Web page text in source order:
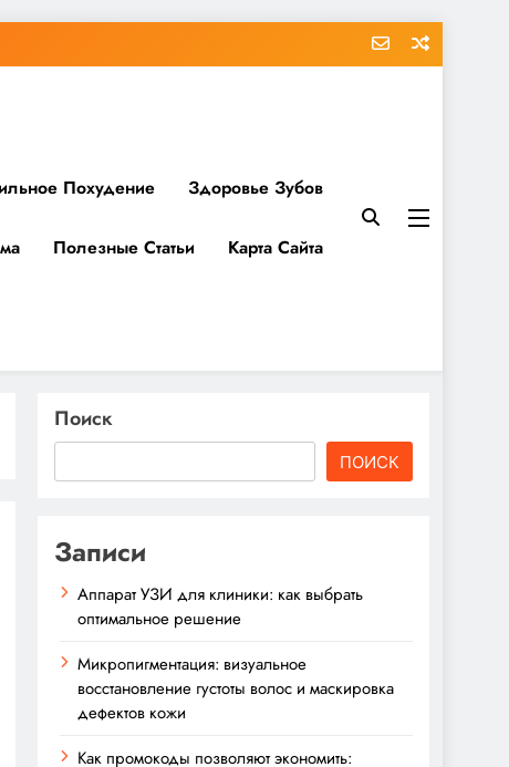
Похудение Здоровье Зубов
Полезные Статьи Карта Сайта
Поиск
ПОИСК
Записи
Аппарат УЗИ для клиники: как выбрать
оптимальное решение
Микропигментация: визуальное
восстановление густоты волос и маскировка
дефектов кожи
Как промокоды позволяют экономить: